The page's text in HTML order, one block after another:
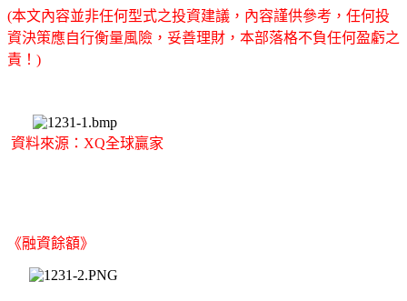
(本文內容並非任何型式之投資建議，內容謹供參考，任何投
資決策應自行衡量風險，妥善理財，本部落格不負任何盈虧之
責！)
資料來源：XQ全球贏家
《融資餘額》